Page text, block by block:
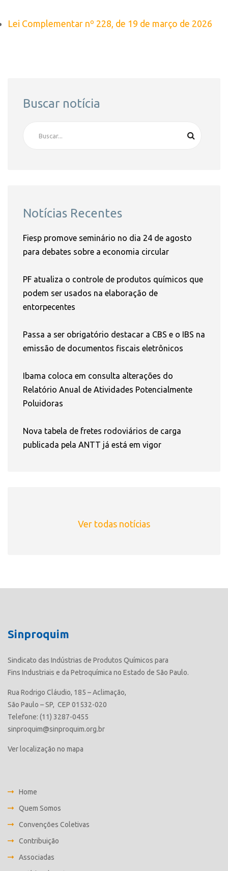
Lei Complementar nº 228, de 19 de março de 2026
Buscar notícia
Notícias Recentes
Fiesp promove seminário no dia 24 de agosto
para debates sobre a economia circular
PF atualiza o controle de produtos químicos que
podem ser usados na elaboração de
entorpecentes
Passa a ser obrigatório destacar a CBS e o IBS na
emissão de documentos fiscais eletrônicos
Ibama coloca em consulta alterações do
Relatório Anual de Atividades Potencialmente
Poluidoras
Nova tabela de fretes rodoviários de carga
publicada pela ANTT já está em vigor
Ver todas notícias
Sinproquim
Sindicato das Indústrias de Produtos Químicos para
Fins Industriais e da Petroquímica no Estado de São Paulo.
Rua Rodrigo Cláudio, 185 – Aclimação,
São Paulo – SP, CEP 01532-020
Telefone: (11) 3287-0455
sinproquim@sinproquim.org.br
Ver localização no mapa
Home
Quem Somos
Convenções Coletivas
Contribuição
Associadas